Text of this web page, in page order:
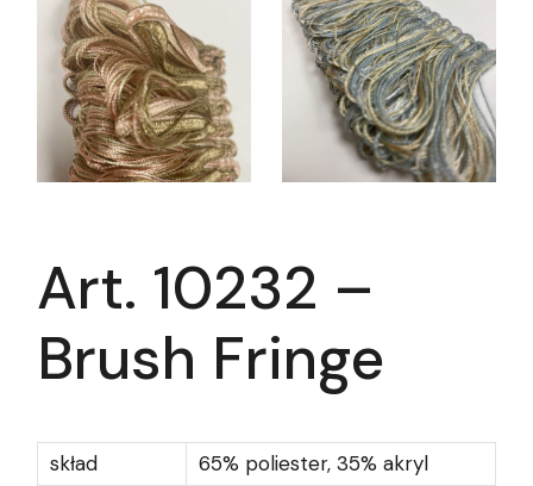
Art. 10232 –
Brush Fringe
skład
65% poliester, 35% akryl